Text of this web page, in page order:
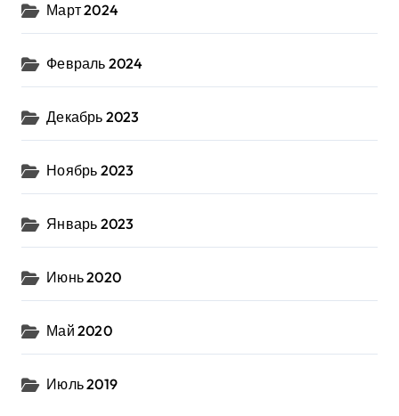
Март 2024
Февраль 2024
Декабрь 2023
Ноябрь 2023
Январь 2023
Июнь 2020
Май 2020
Июль 2019